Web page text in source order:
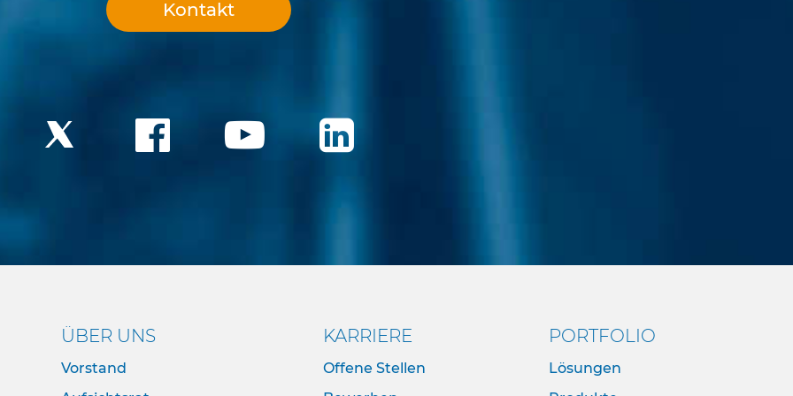
Kontakt
ÜBER UNS
Vorstand
KARRIERE
Offene Stellen
PORTFOLIO
Lösungen